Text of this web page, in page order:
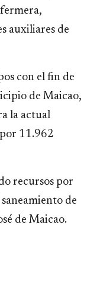
auxiliares de
con el fin de
de Maicao,
la actual
11.962
recursos por
de
de Maicao.